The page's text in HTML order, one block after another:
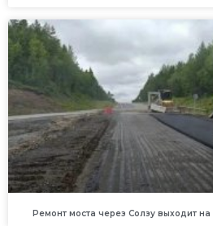
Ремонт моста через Солзу выходит